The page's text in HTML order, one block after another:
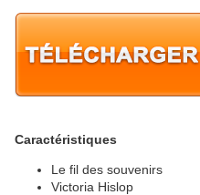
Caractéristiques
Le fil des souvenirs
Victoria Hislop